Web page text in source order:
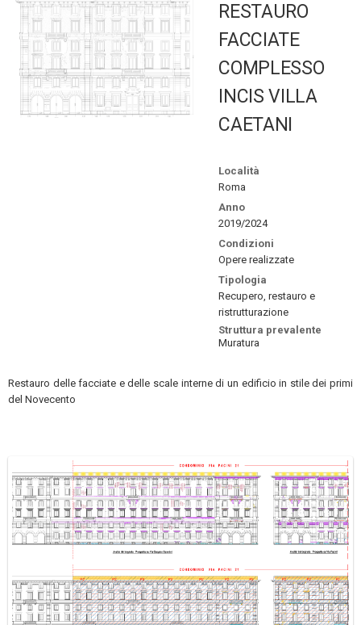
RESTAURO
FACCIATE
COMPLESSO
INCIS VILLA
CAETANI
Località
Roma
Anno
2019/2024
Condizioni
Opere realizzate
Tipologia
Recupero, restauro e
ristrutturazione
Struttura prevalente
Muratura
Restauro delle facciate e delle scale interne di un edificio in stile dei primi
del Novecento